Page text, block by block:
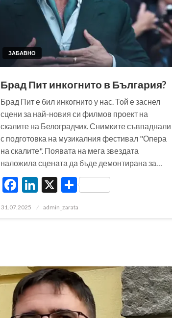
ЗАБАВНО
Брад Пит инкогнито в България?
Брад Пит е бил инкогнито у нас. Той е заснел
сцени за най-новия си филмов проект на
скалите на Белоградчик. Снимките съвпаднали
с подготовка на музикалния фестивал "Опера
на скалите". Появата на мега звездата
наложила сцената да бъде демонтирана за…
Facebook
LinkedIn
X Share
Posted
31.07.2025 admin_zarata